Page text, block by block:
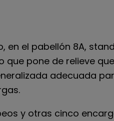
en el pabellón 8A,
que pone de relieve
adecuada
y otras cinco